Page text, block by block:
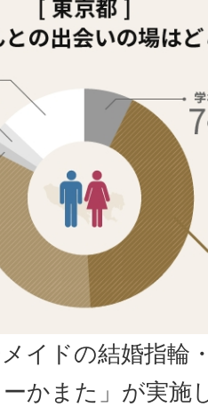
イドの結婚指輪
かまた」が実施